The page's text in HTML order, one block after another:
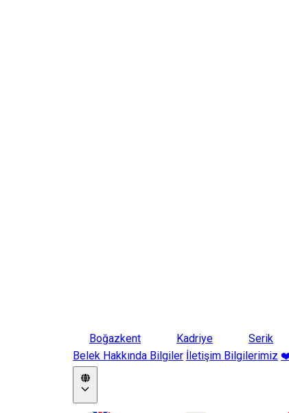
Boğazkent Kadriye
Serik
Belek Hakkında Bilgiler İletişim Bilgilerimiz